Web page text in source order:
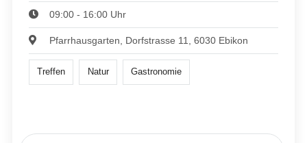
09:00 - 16:00 Uhr
Pfarrhausgarten, Dorfstrasse 11, 6030 Ebikon
Treffen Natur Gastronomie